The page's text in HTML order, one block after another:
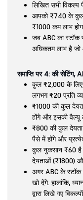
लिखित सभी विकल्प
आपको ₹740 के
₹1000 कम लाभ
जब ABC का स्टॉक
अधिकतम लाभ है
समाप्ति पर 4: की सेटिंग,
कुल ₹2,000 के
लगभग ₹20 प्रति
₹1000 की कुल
होंगे और इसकी वैल्यू
₹800 की कुल
पैसे में होंगे और
कुल नुकसान ₹60 है
देयताओं (₹1800)
अगर ABC के स्टॉक
खो देंगे. हालांकि,
द्वारा लिखे गए